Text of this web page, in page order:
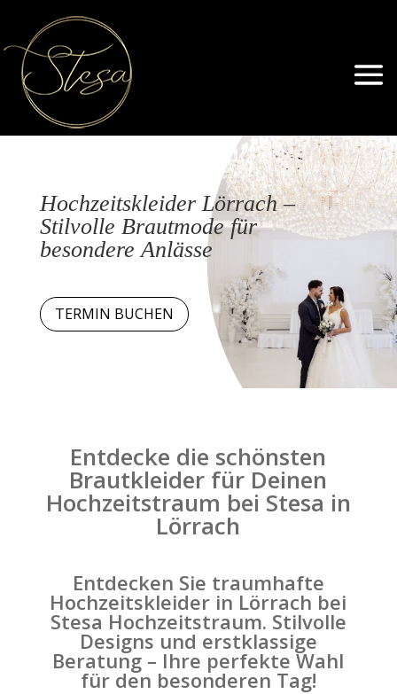
Hochzeitskleider Lörrach –
Stilvolle Brautmode für
besondere Anlässe
TERMIN BUCHEN
Entdecke die schönsten
Brautkleider für Deinen
Hochzeitstraum bei Stesa in
Lörrach
Entdecken Sie traumhafte
Hochzeitskleider in Lörrach bei
Stesa Hochzeitstraum. Stilvolle
Designs und erstklassige
Beratung – Ihre perfekte Wahl
für den besonderen Tag!